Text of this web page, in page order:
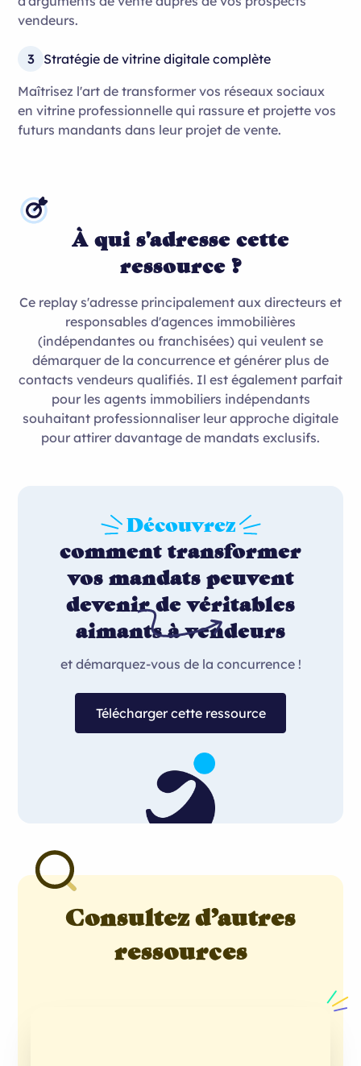
vendeurs.
3
Stratégie de vitrine digitale complète
Maîtrisez l'art de transformer vos réseaux sociaux
en vitrine professionnelle qui rassure et projette vos
futurs mandants dans leur projet de vente.
À qui s'adresse cette
ressource ?
Ce replay s'adresse principalement aux directeurs et
responsables d'agences immobilières
(indépendantes ou franchisées) qui veulent se
démarquer de la concurrence et générer plus de
contacts vendeurs qualifiés. Il est également parfait
pour les agents immobiliers indépendants
souhaitant professionnaliser leur approche digitale
pour attirer davantage de mandats exclusifs.
Découvrez
comment transformer
vos mandats peuvent
devenir de véritables
aimants à vendeurs
et démarquez-vous de la concurrence !
Télécharger cette ressource
Consultez d’autres
ressources